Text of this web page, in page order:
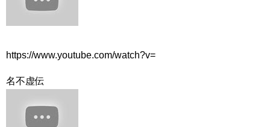
https://www.youtube.com/watch?v=
名不虚伝